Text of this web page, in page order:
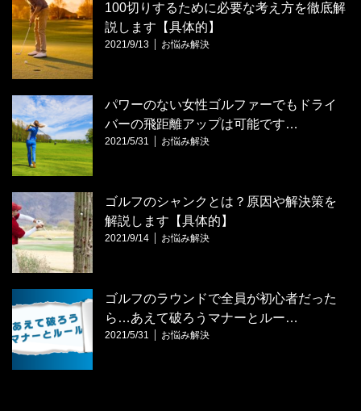
100切りするために必要な考え方を徹底解
説します【具体的】
2021/9/13 お悩み解決
パワーのない女性ゴルファーでもドライ
バーの飛距離アップは可能です…
2021/5/31 お悩み解決
ゴルフのシャンクとは？原因や解決策を
解説します【具体的】
2021/9/14 お悩み解決
ゴルフのラウンドで全員が初心者だった
ら…あえて破ろうマナーとルー…
2021/5/31 お悩み解決